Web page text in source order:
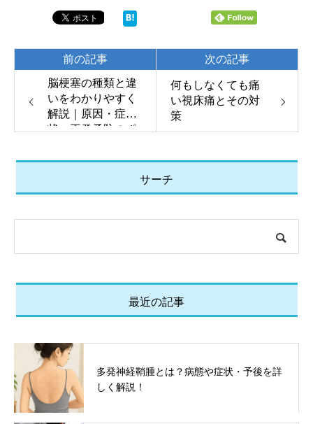
脳梗塞の種類と違
いをわかりやすく
解説｜原因・症
状・再発予防のポ
前の記事
何もしなくても痛
い視床痛とその対
策
次の記事
サーチ
最近の記事
多発神経鞘腫とは？病態や症状・予後を詳
しく解説！